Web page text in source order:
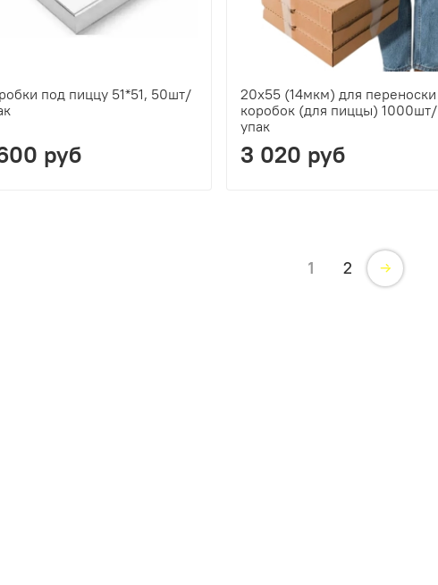
под пиццу 51*51, 50шт/
руб
20x55 (14мкм) для переноски
коробок (для пиццы) 1000шт/
упак
3 020 руб
1 2